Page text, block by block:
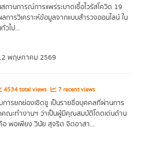
านการณ์การแพร่ระบาดเชื้อไวรัสโควิด 19
การวิเคราะห์ข้อมูลจากแบบสำรวจออนไลน์ ใน
วไป...
พฤษภาคม 2569
4534 total views 7 recent views
ารยกย่องเชิดชู เป็นรายชื่อบุคคลที่ผ่านการ
ณะทำงานฯ ว่าเป็นผู้มีคุณสมบัติโดดเด่นด้าน
พอเพียง วินัย สุจริต จิตอาสา...